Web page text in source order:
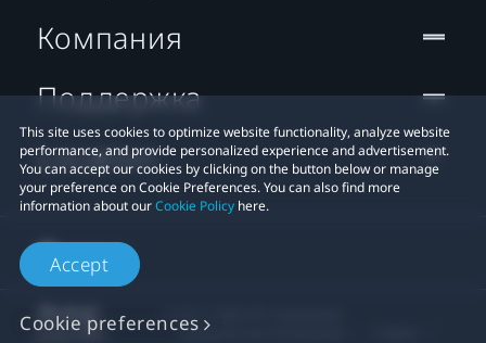
This site uses cookies to optimize website functionality, analyze website
performance, and provide personalized experience and advertisement.
You can accept our cookies by clicking on the button below or manage
your preference on Cookie Preferences. You can also find more
information about ourCookie Policy here.
Accept
Cookie preferences
Компания
Поддержка
Location
Юридическое Cоглашение